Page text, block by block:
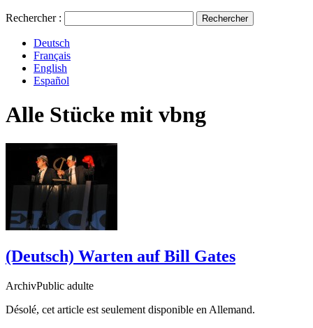
Rechercher :
Deutsch
Français
English
Español
Alle Stücke mit vbng
(Deutsch) Warten auf Bill Gates
ArchivPublic adulte
Désolé, cet article est seulement disponible en Allemand.